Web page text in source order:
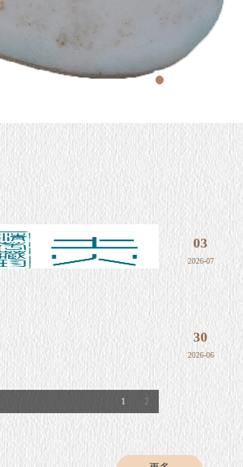
2
1
03
2026-07
30
2026-06